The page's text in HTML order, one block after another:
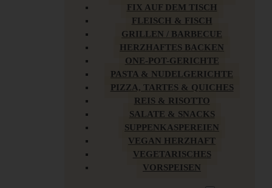
FIX AUF DEM TISCH
FLEISCH & FISCH
GRILLEN / BARBECUE
HERZHAFTES BACKEN
ONE-POT-GERICHTE
PASTA & NUDELGERICHTE
PIZZA, TARTES & QUICHES
REIS & RISOTTO
SALATE & SNACKS
SUPPENKASPEREIEN
VEGAN HERZHAFT
VEGETARISCHES
VORSPEISEN